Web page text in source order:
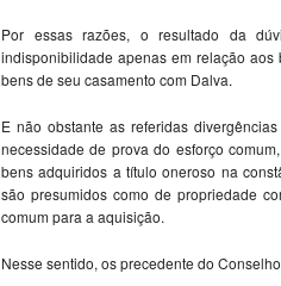
Por essas razões, o resultado da
indisponibilidade apenas em relação
bens de seu casamento com Dalva.
E não obstante as referidas
necessidade de prova do esforço
bens adquiridos a título oneroso na
são presumidos como de propriedade
comum para a aquisição.
Nesse sentido, os precedente do